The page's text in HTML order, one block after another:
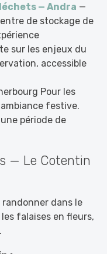
— Andra —
de stockage de
sur les enjeux du
accessible
Pour les
festive.
période de
— Le Cotentin
dans le
falaises en fleurs,